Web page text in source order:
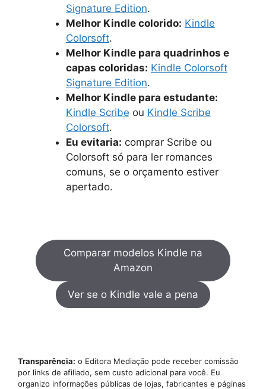
Signature Edition.
Melhor Kindle colorido: Kindle
Colorsoft.
Melhor Kindle para quadrinhos e
capas coloridas: Kindle Colorsoft
Signature Edition.
Melhor Kindle para estudante:
Kindle Scribe ou Kindle Scribe
Colorsoft.
Eu evitaria: comprar Scribe ou
Colorsoft só para ler romances
comuns, se o orçamento estiver
apertado.
Comparar modelos Kindle na
Amazon
Ver se o Kindle vale a pena
Transparência: o Editora Mediação pode receber comissão
por links de afiliado, sem custo adicional para você. Eu
organizo informações públicas de lojas, fabricantes e páginas